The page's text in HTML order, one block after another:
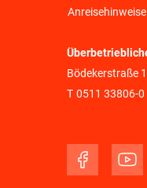
Anreisehinweise
Bödekerstraße
T 0511 33806-0